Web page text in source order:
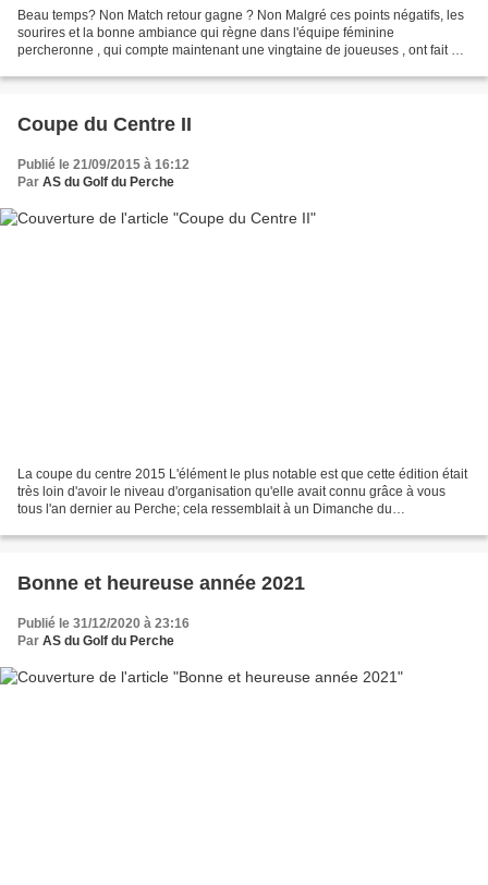
Beau temps? Non Match retour gagne ? Non Malgré ces points négatifs, les
sourires et la bonne ambiance qui règne dans l'équipe féminine
percheronne , qui compte maintenant une vingtaine de joueuses , ont fait de
Coupe du Centre II
Publié le 21/09/2015 à 16:12
Par AS du Golf du Perche
La coupe du centre 2015 L'élément le plus notable est que cette édition était
très loin d'avoir le niveau d'organisation qu'elle avait connu grâce à vous
tous l'an dernier au Perche; cela ressemblait à un Dimanche du
Bonne et heureuse année 2021
Publié le 31/12/2020 à 23:16
Par AS du Golf du Perche